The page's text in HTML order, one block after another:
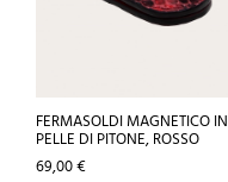
FERMASOLDI MAGNETICO IN
PELLE DI PITONE, ROSSO
Prezzo
69,00 €